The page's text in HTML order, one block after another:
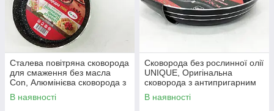
Сталева повітряна сковорода
для смаження без масла
Con, Алюмінієва сковорода з
антипригарним покриттям
GP-18
В наявності
Сковорода без рослинної олії
UNIQUE, Оригінальна
сковорода з антипригарним
покриттям OS-93
В наявності